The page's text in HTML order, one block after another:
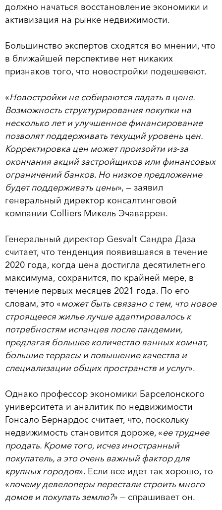
должно начаться восстановление экономики и
активизация на рынке недвижимости.
Большинство экспертов сходятся во мнении, что
в ближайшей перспективе нет никаких
признаков того, что новостройки подешевеют.
«Новостройки не собираются падать в цене.
Возможность структурирования покупки на
несколько лет и улучшенное финансирование
позволят поддерживать текущий уровень цен.
Корректировка цен может произойти из-за
окончания акций застройщиков или финансовых
ограничений банков. Но низкое предложение
будет поддерживать цены», — заявил
генеральный директор консалтинговой
компании Colliers Микель Эчаваррен.
Генеральный директор Gesvalt Сандра Даза
считает, что тенденция появившаяся в течение
2020 года, когда цена достигла десятилетнего
максимума, сохранится, по крайней мере, в
течение первых месяцев 2021 года. По его
словам, это «может быть связано с тем, что новое
строящееся жилье лучше адаптировалось к
потребностям испанцев после пандемии,
предлагая большее количество ванных комнат,
большие террасы и повышение качества и
специализации общих пространств и услуг».
Однако профессор экономики Барселонского
университета и аналитик по недвижимости
Гонсало Бернардос считает, что, поскольку
недвижимость становится дороже, «ее труднее
продать. Кроме того, исчез иностранный
покупатель, а это очень важный фактор для
крупных городов». Если все идет так хорошо, то
«почему девелоперы перестали строить много
домов и покупать землю?» — спрашивает он.